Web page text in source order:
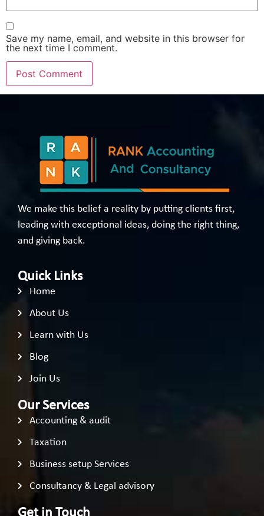
Save my name, email, and website in this browser for
the next time I comment.
We make this belief a reality by putting clients first,
leading with exceptional ideas, doing the right thing,
and giving back.
Quick Links
Home
About Us
Learn with Us
Blog
Join Us
Our Services
Accounting & audit
Taxation
Business setup Services
Consultancy & Legal advisory
Get in Touch